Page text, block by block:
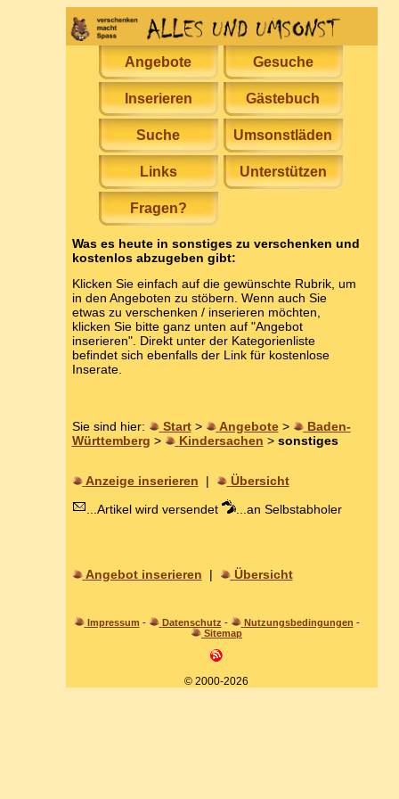
Angebote Gesuche
Inserieren Gästebuch
Suche Umsonstläden
Links Unterstützen
Fragen?
Was es heute in sonstiges zu verschenken und
kostenlos abzugeben gibt:
Klicken Sie einfach auf die gewünschte Rubrik, um
in den Angeboten zu stöbern. Wenn auch Sie
etwas zu verschenken / inserieren möchten,
klicken Sie bitte ganz unten auf "Angebot
inserieren". Direkt unter der Kategorienliste
befindet sich ebenfalls der Link für kostenlose
Inserate.
Sie sind hier: Start> Angebote>
Baden-
Württemberg > Kindersachen > sonstiges
Anzeige inserieren |
Übersicht
...Artikel wird versendet
...an Selbstabholer
Angebot inserieren | Übersicht
Impressum - Datenschutz - Nutzungsbedingungen -
Sitemap
© 2000-2026